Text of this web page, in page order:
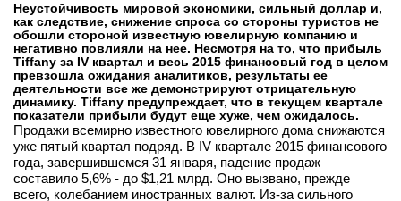
Мероприятия
Новости
Интервью
вконтакте
Неустойчивость мировой экономики, сильный доллар и,
как следствие, снижение спроса со стороны туристов не
обошли стороной известную ювелирную компанию и
негативно повлияли на нее. Несмотря на то, что прибыль
Tiffany за IV квартал и весь 2015 финансовый год в целом
превзошла ожидания аналитиков, результаты ее
деятельности все же демонстрируют отрицательную
динамику. Tiffany предупреждает, что в текущем квартале
показатели прибыли будут еще хуже, чем ожидалось.
Продажи всемирно известного ювелирного дома снижаются
уже пятый квартал подряд. В IV квартале 2015 финансового
года, завершившемся 31 января, падение продаж
составило 5,6% - до $1,21 млрд. Оно вызвано, прежде
всего, колебанием иностранных валют. Из-за сильного